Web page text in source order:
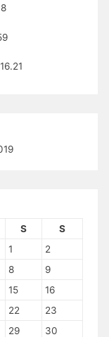
S
S
1
2
8
9
15
16
22
23
29
30